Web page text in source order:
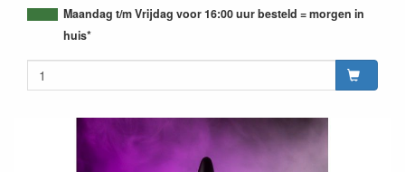
Maandag t/m Vrijdag voor 16:00 uur besteld = morgen in
huis*